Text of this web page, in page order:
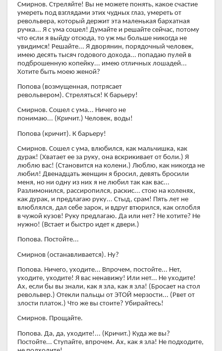
Смирнов. Стреляйте! Вы не можете понять, какое счастие
умереть под взглядами этих чудных глаз, умереть от
револьвера, который держит эта маленькая бархатная
ручка... Я с ума сошел! Думайте и решайте сейчас, потому
что если я выйду отсюда, то уж мы больше никогда не
увидимся! Решайте... Я дворянин, порядочный человек,
имею десять тысяч годового дохода... попадаю пулей в
подброшенную копейку... имею отличных лошадей...
Хотите быть моею женой?
Попова (возмущенная, потрясает
револьвером). Стреляться! К барьеру!
Смирнов. Сошел с ума... Ничего не
понимаю... (Кричит.) Человек, воды!
Попова (кричит). К барьеру!
Смирнов. Сошел с ума, влюбился, как мальчишка, как
дурак! (Хватает ее за руку, она вскрикивает от боли.) Я
люблю вас! (Становится на колени.) Люблю, как никогда не
любил! Двенадцать женщин я бросил, девять бросили
меня, но ни одну из них я не любил так как вас...
Разлимонился, рассиропился, раскис... стою на коленях,
как дурак, и предлагаю руку... Стыд, срам! Пять лет не
влюблялся, дал себе зарок, и вдруг втюрился, как оглобля
в чужой кузов! Руку предлагаю. Да или нет? Не хотите? Не
нужно! (Встает и быстро идет к двери.)
Попова. Постойте...
Смирнов (останавливается). Ну?
Попова. Ничего, уходите... Впрочем, постойте... Нет,
уходите, уходите! Я вас ненавижу! Или нет... Не уходите!
Ах, если бы вы знали, как я зла, как я зла! (Бросает на стол
револьвер.) Отекли пальцы от ЭТОЙ мерзости... (Рвет от
злости платок.) Что же вы стоите? Убирайтесь!
Смирнов. Прощайте.
Попова. Да, да, уходите!... (Кричит.) Куда же вы?
Постойте... Ступайте, впрочем. Ах, как я зла! Не подходите,